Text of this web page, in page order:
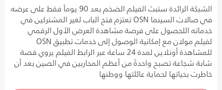
الشبكة الرائدة ستبث الفيلم الضخم بعد 90 يوماً فقط على عرضه
في صالات السينما OSN تعتزم فتح الباب لغير المشتركين في
خدماته اللحصول على فرصة مشاهدة العرض الأول الرقمي
لفيلم مولان مع إمكانية الوصول إلى خدمات تطبيق OSN
للمشاهدة أونلاين لمدة 24 ساعة عبر الرابط الفيلم يروي قصة
شابة شجاعة تصبح واحدةً من أعظم المحاربين في الصين بعد أن
خاطرت بحياتها لحماية عائلتها ووطنها